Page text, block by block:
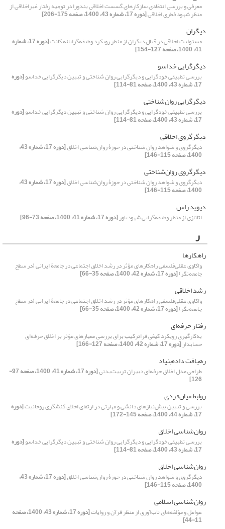
معرفی و بررسی انتقادی سازکار‌های گسست اخلاقی بندورا در توجیه رفتار غیراخلاقی از
منظر شهود فطری اخلاقی[دوره 17، شماره 43، 1400، صفحه 175-206]
دیگران
مسئولیت اخلاقی در قبال دیگران از منظر رویکرد وظیفه‌گرایانه کانت [دوره 17، شماره
41، 1400، صفحه 127-154]
دیگرگرایی خداسو
بررسی تطبیقی خودگرایی و دیگرگرایی روان شناختی و تبیین دیگرگرایی خداسو[دوره
17، شماره 43، 1400، صفحه 81-114]
دیگرگرایی روان‌شناختی
بررسی تطبیقی خودگرایی و دیگرگرایی روان شناختی و تبیین دیگرگرایی خداسو[دوره
17، شماره 43، 1400، صفحه 81-114]
دیگرگروی اخلاقی
دیگرگروی و شواهد روان شناختی در حوزۀ روان‌شناسی اخلاق [دوره 17، شماره 43،
1400، صفحه 115-146]
دیگرگروی روان‌شناختی
دیگرگروی و شواهد روان شناختی در حوزۀ روان‌شناسی اخلاق [دوره 17، شماره 43،
1400، صفحه 115-146]
دیوید راس
اتانازی از منظر وظیفه‌گرایی شهودباور[دوره 17، شماره 41، 1400، صفحه 73-96]
ر
راهکارها
واکاوی عقلی‌فلسفی راهکارهای مؤثر در رشد اخلاق اجتماعی در جامعۀ ایرانی (در سطح
جامعه‌نگر)[دوره 17، شماره 42، 1400، صفحه 35-66]
رشد اخلاقی
واکاوی عقلی‌فلسفی راهکارهای مؤثر در رشد اخلاق اجتماعی در جامعۀ ایرانی (در سطح
جامعه‌نگر)[دوره 17، شماره 42، 1400، صفحه 35-66]
رفتار حرفه‌ای
به‌کارگیری رویکرد کیفی فراترکیب برای بررسی معیارهای مؤثر بر اخلاق حرفه‌ای
حسابدار[دوره 17، شماره 42، 1400، صفحه 127-166]
رهیافت داده‌بنیاد
طراحی مدل اخلاق حرفه‌ای دبیران تربیت‌بدنی [دوره 17، شماره 41، 1400، صفحه 97-
126]
روابط میان‌فردی
بررسی و تبیین پیش‌نیازهای دانشی و مهارتی در ارتقای اخلاق کنشگری روحانیت[دوره
17، شماره 44، 1400، صفحه 145-172]
روان‌شناسی اخلاق
بررسی تطبیقی خودگرایی و دیگرگرایی روان شناختی و تبیین دیگرگرایی خداسو[دوره
17، شماره 43، 1400، صفحه 81-114]
روان‌شناسی اخلاق
دیگرگروی و شواهد روان شناختی در حوزۀ روان‌شناسی اخلاق [دوره 17، شماره 43،
1400، صفحه 115-146]
روان‌شناسی اسلامی
عوامل و مؤلفه‌های تاب‌آوری از منظر قرآن و روایات [دوره 17، شماره 43، 1400، صفحه
11-44]